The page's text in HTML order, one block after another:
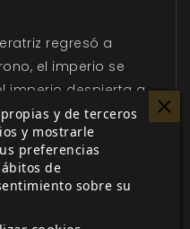
regresó a
el imperio se
imperio despierta a
los comerciantes
sarmiones
manteniendo
que hacen
el honor y la
y de terceros
y mostrarle
preferencias
de
sobre su